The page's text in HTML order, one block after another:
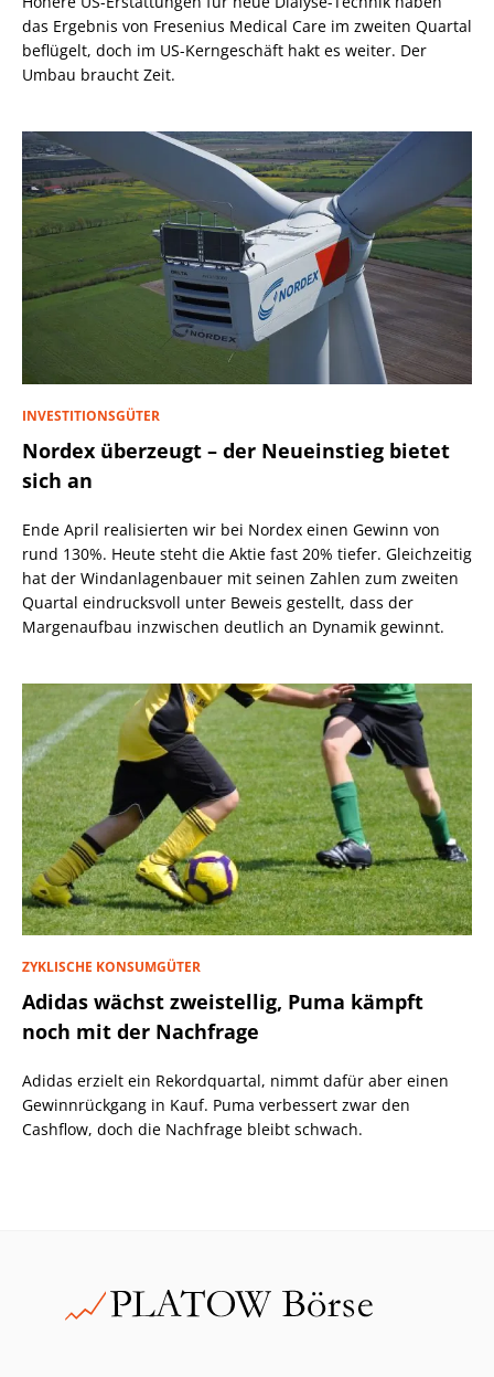
das Ergebnis von Fresenius Medical Care im zweiten Quartal
beflügelt, doch im US-Kerngeschäft hakt es weiter. Der
Umbau braucht Zeit.
INVESTITIONSGÜTER
Nordex überzeugt – der Neueinstieg bietet
sich an
Ende April realisierten wir bei Nordex einen Gewinn von
rund 130%. Heute steht die Aktie fast 20% tiefer. Gleichzeitig
hat der Windanlagenbauer mit seinen Zahlen zum zweiten
Quartal eindrucksvoll unter Beweis gestellt, dass der
Margenaufbau inzwischen deutlich an Dynamik gewinnt.
ZYKLISCHE KONSUMGÜTER
Adidas wächst zweistellig, Puma kämpft
noch mit der Nachfrage
Adidas erzielt ein Rekordquartal, nimmt dafür aber einen
Gewinnrückgang in Kauf. Puma verbessert zwar den
Cashflow, doch die Nachfrage bleibt schwach.